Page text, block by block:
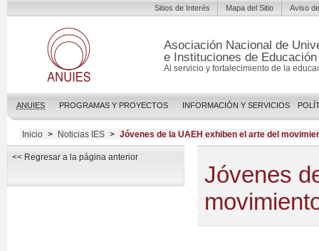
Asociación Nacional de
e Instituciones de
Al servicio y fortalecimiento de la
ANUIES PROGRAMAS Y PROYECTOS INFORMACIÓN Y SERVICIOS
Sitios de Interés Mapa del Sitio Aviso
Inicio > Noticias IES > Jóvenes de la UAEH exhiben el arte del
<< Regresar a la página anterior
Jóvenes